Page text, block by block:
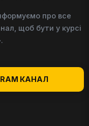
про все
щоб бути у курсі
КАНАЛ